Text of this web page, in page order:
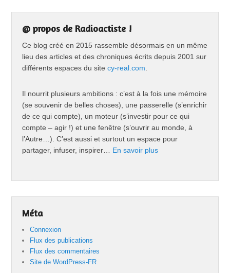
@ propos de Radioactiste !
Ce blog créé en 2015 rassemble désormais en un même
lieu des articles et des chroniques écrits depuis 2001 sur
différents espaces du sitecy-real.com
Il nourrit plusieurs ambitions : c’est à la fois une mémoire
(se souvenir de belles choses), une passerelle (s’enrichir
de ce qui compte), un moteur (s’investir pour ce qui
compte – agir !) et une fenêtre (s’ouvrir au monde, à
l’Autre…). C’est aussi et surtout un espace pour
partager, infuser, inspirer… En savoir plus
Méta
Connexion
Flux des publications
Flux des commentaires
Site de WordPress-FR